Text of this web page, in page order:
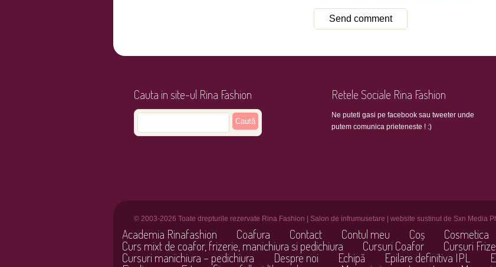
Cauta in site-ul Rina Fashion Retele Sociale Rina Fashion
Ne puteti gasi pe facebook sau tweeter unde
putem comunica prieteneste ! :)
© 2003-2026 Toate drepturile rezervate Rina Fashion | Salon de infrumusetare | website sustinut de Sxn Media
Academia Rinafashion Coafura Contact Contul meu Coș Cosmetica
Curs mixt de coafor, frizerie, manichiura si pedichiura Cursuri Coafor Cursuri
Cursuri manichiura – pedichiura Despre noi Echipă Epilare definitiva IPL